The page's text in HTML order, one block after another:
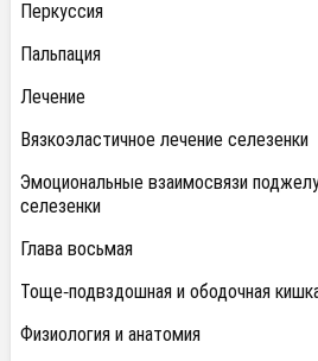
Перкуссия
Пальпация
Лечение
Вязкоэластичное лечение селезенки
Эмоциональные взаимосвязи
селезенки
Глава восьмая
Тоще-подвздошная и ободочная
Физиология и анатомия